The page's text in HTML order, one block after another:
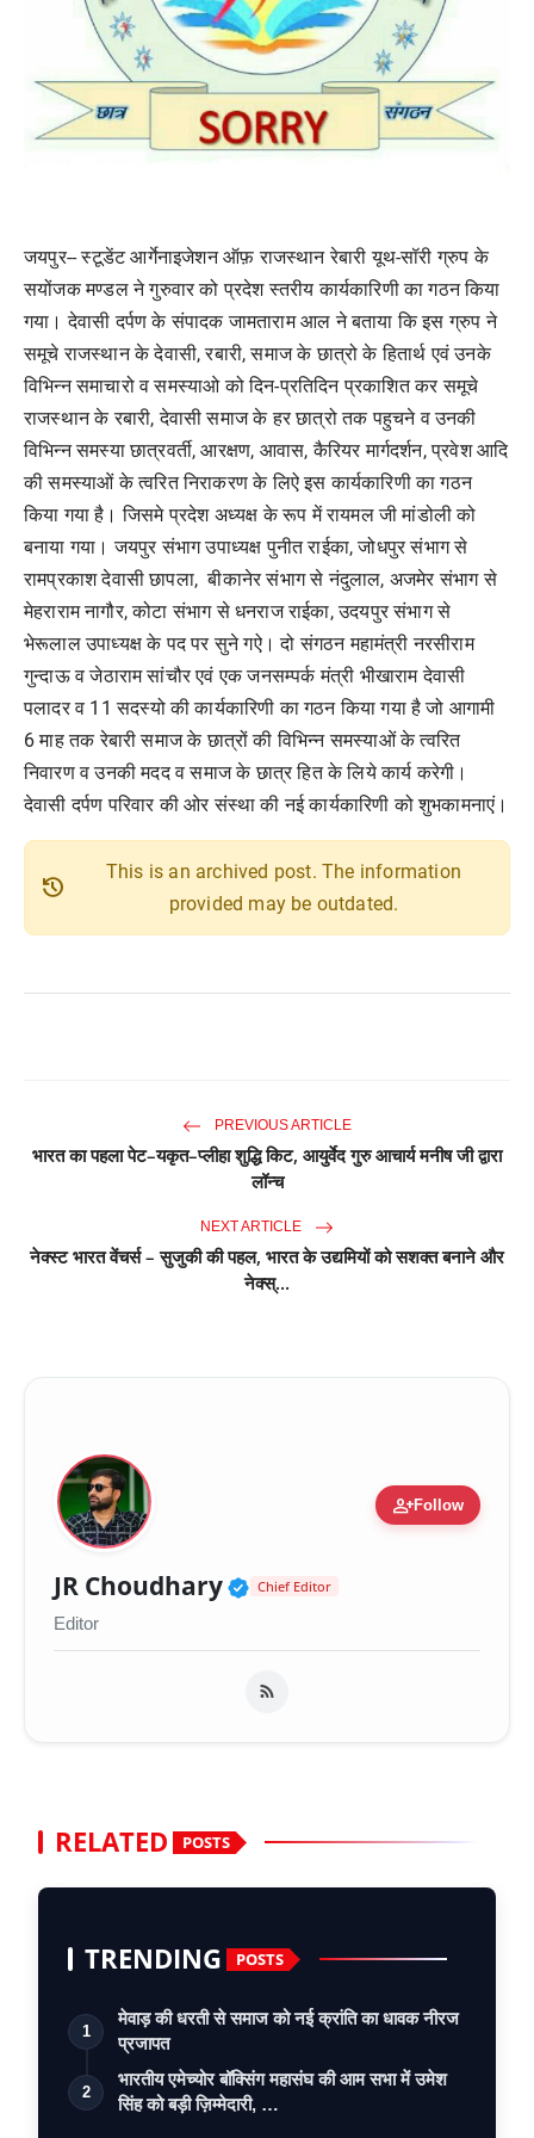
जयपुर-- स्टूडेंट आर्गेनाइजेशन ऑफ़ राजस्थान रेबारी यूथ-सॉरी ग्रुप के
सयोंजक मण्डल ने गुरुवार को प्रदेश स्तरीय कार्यकारिणी का गठन किया
गया। देवासी दर्पण के संपादक जामताराम आल ने बताया कि इस ग्रुप ने
समूचे राजस्थान के देवासी, रबारी, समाज के छात्रो के हितार्थ एवं उनके
विभिन्न समाचारो व समस्याओ को दिन-प्रतिदिन प्रकाशित कर समूचे
राजस्थान के रबारी, देवासी समाज के हर छात्रो तक पहुचने व उनकी
विभिन्न समस्या छात्रवर्ती, आरक्षण, आवास, कैरियर मार्गदर्शन, प्रवेश आदि
की समस्याओं के त्वरित निराकरण के लिऐ इस कार्यकारिणी का गठन
किया गया है। जिसमे प्रदेश अध्यक्ष के रूप में रायमल जी मांडोली को
बनाया गया। जयपुर संभाग उपाध्यक्ष पुनीत राईका, जोधपुर संभाग से
रामप्रकाश देवासी छापला, बीकानेर संभाग से नंदुलाल, अजमेर संभाग से
मेहराराम नागौर, कोटा संभाग से धनराज राईका, उदयपुर संभाग से
भेरूलाल उपाध्यक्ष के पद पर सुने गऐ। दो संगठन महामंत्री नरसीराम
गुन्दाऊ व जेठाराम सांचौर एवं एक जनसम्पर्क मंत्री भीखाराम देवासी
पलादर व 11 सदस्यो की कार्यकारिणी का गठन किया गया है जो आगामी
6 माह तक रेबारी समाज के छात्रों की विभिन्न समस्याओं के त्वरित
निवारण व उनकी मदद व समाज के छात्र हित के लिये कार्य करेगी।
देवासी दर्पण परिवार की ओर संस्था की नई कार्यकारिणी को शुभकामनाएं।
history
This is an archived post. The information
provided may be outdated.
PREVIOUS ARTICLE
भारत का पहला पेट–यकृत–प्लीहा शुद्धि किट, आयुर्वेद गुरु आचार्य मनीष जी द्वारा
लॉन्च
NEXT ARTICLE
नेक्स्ट भारत वेंचर्स – सुजुकी की पहल, भारत के उद्यमियों को सशक्त बनाने और
नेक्स्...
person_addFollow
JR Choudhary Verified Public Figure
Chief Editor
Editor
RELATED POSTS
TRENDING POSTS
1
मेवाड़ की धरती से समाज को नई क्रांति का धावक नीरज
प्रजापत
2
भारतीय एमेच्योर बॉक्सिंग महासंघ की आम सभा में उमेश
सिंह को बड़ी ज़िम्मेदारी, …